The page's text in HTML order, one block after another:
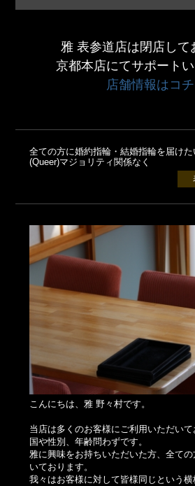
雅 表参道店は閉店して
京都本店にてサポートい
店舗情報はコ
全ての方に婚約指輪・結婚指輪を届け
(Queer)マジョリティ関係なく
こんにちは、雅 野々村です。
当店は多くのお客様にご利用いただいて
国や性別、年齢問わずです。
雅に興味をお持ちいただいた方、全て
いております。
我々はお客様に対して皆様同じという